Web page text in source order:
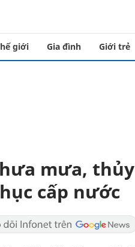
giới Gia đình Giới trẻ
mưa,
cấp nước